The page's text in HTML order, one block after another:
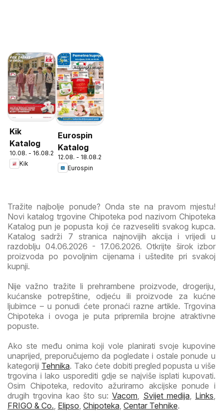
Kik
Katalog
10.08. - 16.08.2026
Kik
Eurospin
Katalog
12.08. - 18.08.2026
Eurospin
Tražite najbolje ponude? Onda ste na pravom mjestu!
Novi katalog trgovine Chipoteka pod nazivom Chipoteka
Katalog pun je popusta koji će razveseliti svakog kupca.
Katalog sadrži 7 stranica najnovijih akcija i vrijedi u
razdoblju 04.06.2026 - 17.06.2026. Otkrijte širok izbor
proizvoda po povoljnim cijenama i uštedite pri svakoj
kupnji.
Nije važno tražite li prehrambene proizvode, drogeriju,
kućanske potrepštine, odjeću ili proizvode za kućne
ljubimce – u ponudi ćete pronaći razne artikle. Trgovina
Chipoteka i ovoga je puta pripremila brojne atraktivne
popuste.
Ako ste među onima koji vole planirati svoje kupovine
unaprijed, preporučujemo da pogledate i ostale ponude u
kategoriji Tehnika. Tako ćete dobiti pregled popusta u više
trgovina i lako usporediti gdje se najviše isplati kupovati.
Osim Chipoteka, redovito ažuriramo akcijske ponude i
drugih trgovina kao što su:Vacom, Svijet medija, Links,
FRIGO & Co., Elipso, Chipoteka, Centar Tehnike.